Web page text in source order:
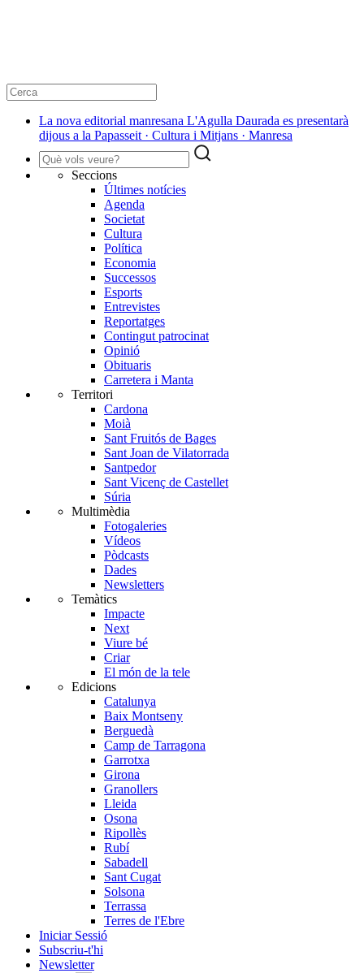
La nova editorial manresana L'Agulla Daurada es presentarà
dijous a la Papasseit · Cultura i Mitjans · Manresa
Seccions
Últimes notícies
Agenda
Societat
Cultura
Política
Economia
Successos
Esports
Entrevistes
Reportatges
Contingut patrocinat
Opinió
Obituaris
Carretera i Manta
Territori
Cardona
Moià
Sant Fruitós de Bages
Sant Joan de Vilatorrada
Santpedor
Sant Vicenç de Castellet
Súria
Multimèdia
Fotogaleries
Vídeos
Pòdcasts
Dades
Newsletters
Temàtics
Impacte
Next
Viure bé
Criar
El món de la tele
Edicions
Catalunya
Baix Montseny
Berguedà
Camp de Tarragona
Garrotxa
Girona
Granollers
Lleida
Osona
Ripollès
Rubí
Sabadell
Sant Cugat
Solsona
Terrassa
Terres de l'Ebre
Iniciar Sessió
Subscriu-t'hi
Newsletter